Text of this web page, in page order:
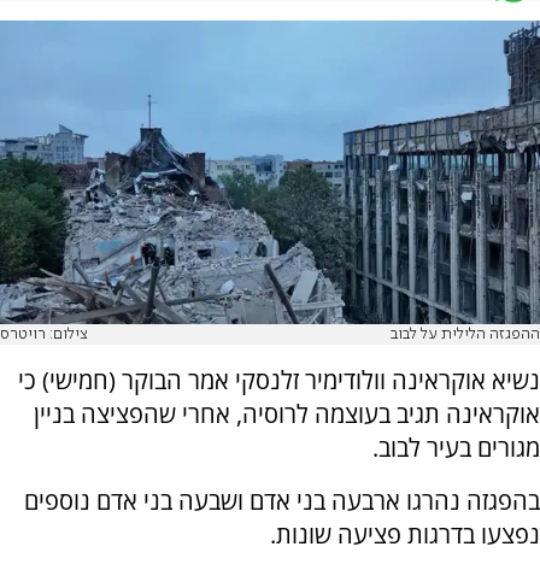
ההפגזה הלילית על לבוב צילום: רויטרס
נשיא אוקראינה וולודימיר זלנסקי אמר הבוקר (חמישי) כי
אוקראינה תגיב בעוצמה לרוסיה, אחרי שהפציצה בניין
מגורים בעיר לבוב.
בהפגזה נהרגו ארבעה בני אדם ושבעה בני אדם נוספים
נפצעו בדרגות פציעה שונות.